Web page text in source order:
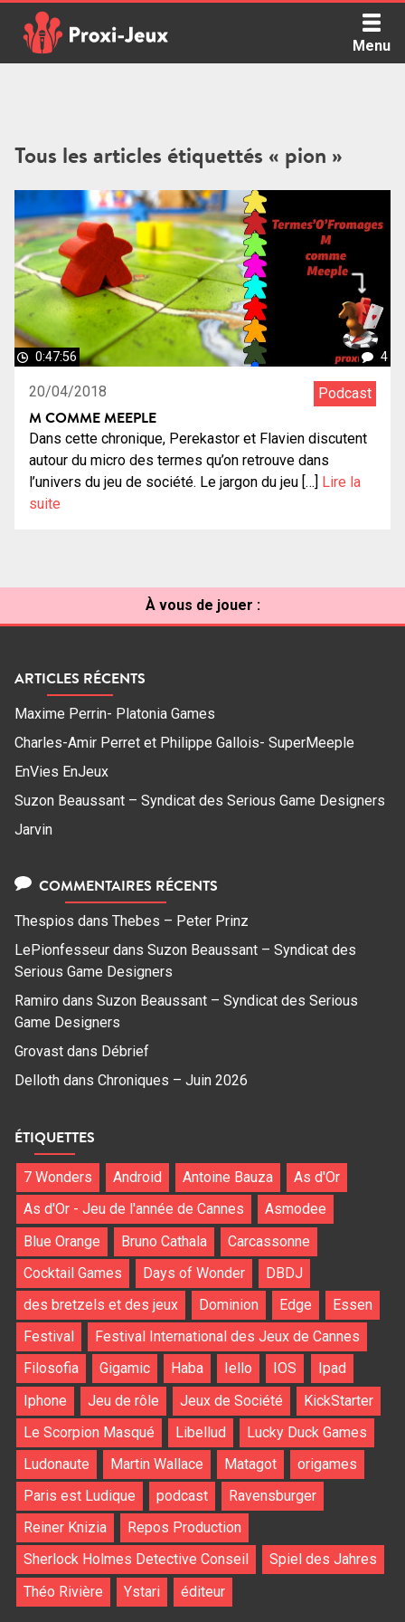
content
Menu
Tous les articles étiquettés « pion »
0:47:56 4
20/04/2018 Podcast
M COMME MEEPLE
Dans cette chronique, Perekastor et Flavien discutent
autour du micro des termes qu’on retrouve dans
l’univers du jeu de société. Le jargon du jeu […] Lire la
suite
À vous de jouer :
ARTICLES RÉCENTS
Maxime Perrin- Platonia Games
Charles-Amir Perret et Philippe Gallois- SuperMeeple
EnVies EnJeux
Suzon Beaussant – Syndicat des Serious Game Designers
Jarvin
COMMENTAIRES RÉCENTS
Thespios dans Thebes – Peter Prinz
LePionfesseur dans Suzon Beaussant – Syndicat des
Serious Game Designers
Ramiro dans Suzon Beaussant – Syndicat des Serious
Game Designers
Grovast dans Débrief
Delloth dans Chroniques – Juin 2026
ÉTIQUETTES
7 Wonders Android Antoine Bauza
As d'Or
As d'Or - Jeu de l'année de Cannes
Asmodee
Blue Orange
Bruno Cathala
Carcassonne
Cocktail Games
Days of Wonder
DBDJ
des bretzels et des jeux
Dominion Edge
Essen
Festival
Festival International des Jeux de Cannes
Filosofia
Gigamic Haba Iello IOS
Ipad
Iphone
Jeu de rôle Jeux de Société
KickStarter
Le Scorpion Masqué
Libellud
Lucky Duck Games
Ludonaute
Martin Wallace Matagot
origames
Paris est Ludique
podcast
Ravensburger
Reiner Knizia
Repos Production
Sherlock Holmes Detective Conseil
Spiel des Jahres
Théo Rivière
Ystari éditeur